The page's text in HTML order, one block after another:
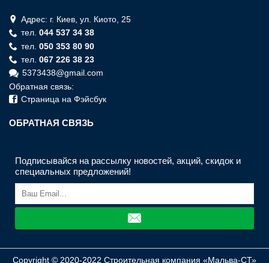
Адрес: г. Киев, ул. Киото, 25
тел. 044 537 34 38
тел. 050 353 80 90
тел. 067 226 38 23
5373438@gmail.com
Обратная связь:
Страница на Фэйсбук
ОБРАТНАЯ СВЯЗЬ
Подписывайся на рассылку новостей, акций, скидок и
специальных предложений!
Copyright © 2020-2022 Строительная компания «Мальва-СТ»